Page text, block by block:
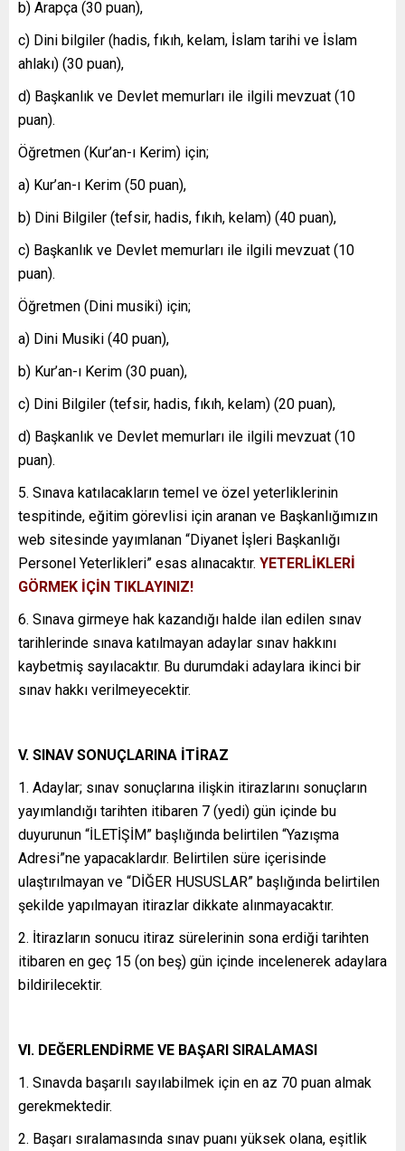
b) Arapça (30 puan),
c) Dini bilgiler (hadis, fıkıh, kelam, İslam tarihi ve İslam
ahlakı) (30 puan),
d) Başkanlık ve Devlet memurları ile ilgili mevzuat (10
puan).
Öğretmen (Kur’an-ı Kerim) için;
a) Kur’an-ı Kerim (50 puan),
b) Dini Bilgiler (tefsir, hadis, fıkıh, kelam) (40 puan),
c) Başkanlık ve Devlet memurları ile ilgili mevzuat (10
puan).
Öğretmen (Dini musiki) için;
a) Dini Musiki (40 puan),
b) Kur’an-ı Kerim (30 puan),
c) Dini Bilgiler (tefsir, hadis, fıkıh, kelam) (20 puan),
d) Başkanlık ve Devlet memurları ile ilgili mevzuat (10
puan).
5. Sınava katılacakların temel ve özel yeterliklerinin
tespitinde, eğitim görevlisi için aranan ve Başkanlığımızın
web sitesinde yayımlanan “Diyanet İşleri Başkanlığı
Personel Yeterlikleri” esas alınacaktır. YETERLİKLERİ
GÖRMEK İÇİN TIKLAYINIZ!
6. Sınava girmeye hak kazandığı halde ilan edilen sınav
tarihlerinde sınava katılmayan adaylar sınav hakkını
kaybetmiş sayılacaktır. Bu durumdaki adaylara ikinci bir
sınav hakkı verilmeyecektir.
V. SINAV SONUÇLARINA İTİRAZ
1. Adaylar; sınav sonuçlarına ilişkin itirazlarını sonuçların
yayımlandığı tarihten itibaren 7 (yedi) gün içinde bu
duyurunun “İLETİŞİM” başlığında belirtilen “Yazışma
Adresi”ne yapacaklardır. Belirtilen süre içerisinde
ulaştırılmayan ve “DİĞER HUSUSLAR” başlığında belirtilen
şekilde yapılmayan itirazlar dikkate alınmayacaktır.
2. İtirazların sonucu itiraz sürelerinin sona erdiği tarihten
itibaren en geç 15 (on beş) gün içinde incelenerek adaylara
bildirilecektir.
VI. DEĞERLENDİRME VE BAŞARI SIRALAMASI
1. Sınavda başarılı sayılabilmek için en az 70 puan almak
gerekmektedir.
2. Başarı sıralamasında sınav puanı yüksek olana, eşitlik